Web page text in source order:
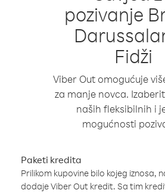
pozivanje
Fidži
Viber Out omogućuje
za manje novca.
naših fleksibilnih i
mogućnosti
Paketi kredita
Prilikom kupovine bilo kojeg iznosa,
dodaje Viber Out kredit. Sa tim